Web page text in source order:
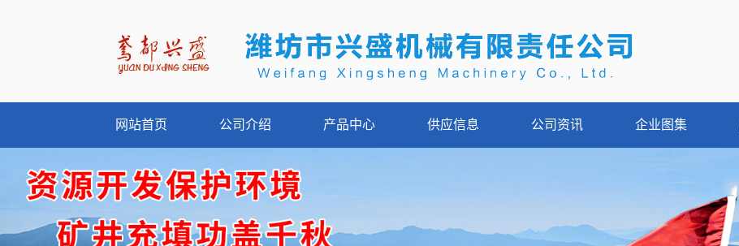
网站首页 公司介绍 产品中心 供应信息 公司资讯 企业图集